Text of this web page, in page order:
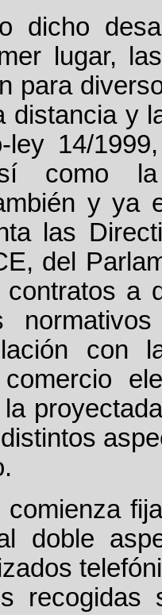
dicho
lugar,
para
distancia y
ley 14/
como
y ya
las
del
a
con
doble